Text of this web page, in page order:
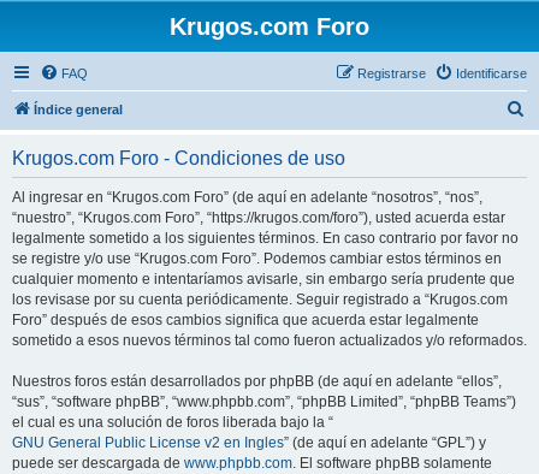
Krugos.com Foro
FAQ Identificarse
Registrarse
Índice general
Krugos.com Foro - Condiciones de uso
Al ingresar en “Krugos.com Foro” (de aquí en adelante “nosotros”, “nos”,
“nuestro”, “Krugos.com Foro”, “https://krugos.com/foro”), usted acuerda estar
legalmente sometido a los siguientes términos. En caso contrario por favor no
se registre y/o use “Krugos.com Foro”. Podemos cambiar estos términos en
cualquier momento e intentaríamos avisarle, sin embargo sería prudente que
los revisase por su cuenta periódicamente. Seguir registrado a “Krugos.com
Foro” después de esos cambios significa que acuerda estar legalmente
sometido a esos nuevos términos tal como fueron actualizados y/o reformados.
Nuestros foros están desarrollados por phpBB (de aquí en adelante “ellos”,
“sus”, “software phpBB”, “www.phpbb.com”, “phpBB Limited”, “phpBB Teams”)
el cual es una solución de foros liberada bajo la “
GNU General Public License v2 en Ingles” (de aquí en adelante “GPL”) y
puede ser descargada de www.phpbb.com. El software phpBB solamente